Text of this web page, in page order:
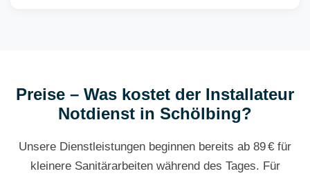
Preise – Was kostet der Installateur
Notdienst in Schölbing?
Unsere Dienstleistungen beginnen bereits ab 89 € für
kleinere Sanitärarbeiten während des Tages. Für